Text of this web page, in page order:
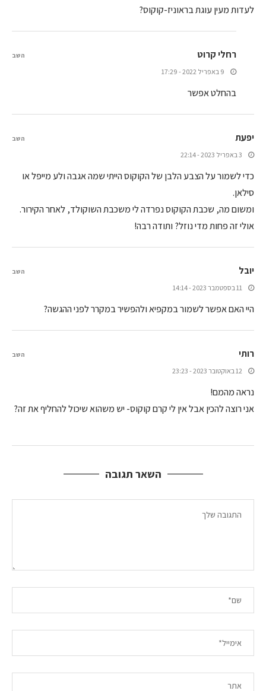
לעדות מעין עוגת בראוניז-קוקוס?
רחלי קרוט
9 באפריל 2022 - 17:29
בהחלט אפשר
השב
יפעת
3 באפריל 2023 - 22:14
כדי לשמור על הצבע הלבן של הקוקוס הייתי שמה אגבה ולע מייפל או
סילאן.
ומשום מה, שכבת הקוקוס נפרדה לי משכבת השוקולד, לאחר הקירור.
אולי זה פחות מדי נוזל? ותודה רבה!
השב
יובל
11 בספטמבר 2023 - 14:14
היי האם אפשר לשמור במקפיא ולהפשיר במקרר לפני ההגשה?
השב
רותי
12 באוקטובר 2023 - 23:23
נראה מהמם!
אני רוצה להכין אבל אין לי קרם קוקוס- יש משהוא שיכול להחליף את זה?
השב
השאר תגובה